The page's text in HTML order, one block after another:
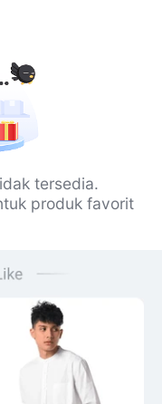
tersedia.
produk favorit